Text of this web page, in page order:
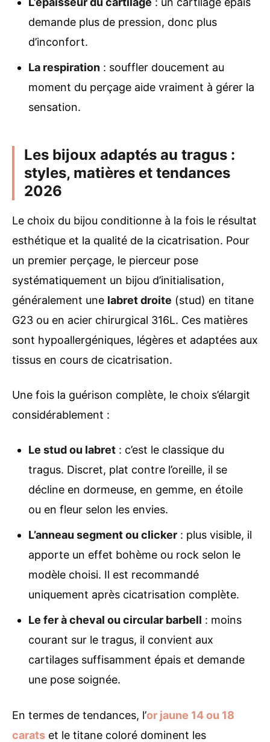
demande plus de pression, donc plus
d’inconfort.
La respiration : souffler doucement au
moment du perçage aide vraiment à gérer la
sensation.
Les bijoux adaptés au tragus :
styles, matières et tendances
2026
Le choix du bijou conditionne à la fois le résultat
esthétique et la qualité de la cicatrisation. Pour
un premier perçage, le pierceur pose
systématiquement un bijou d’initialisation,
généralement une labret droite (stud) en titane
G23 ou en acier chirurgical 316L. Ces matières
sont hypoallergéniques, légères et adaptées aux
tissus en cours de cicatrisation.
Une fois la guérison complète, le choix s’élargit
considérablement :
Le stud ou labret : c’est le classique du
tragus. Discret, plat contre l’oreille, il se
décline en dormeuse, en gemme, en étoile
ou en fleur selon les envies.
L’anneau segment ou clicker : plus visible, il
apporte un effet bohème ou rock selon le
modèle choisi. Il est recommandé
uniquement après cicatrisation complète.
Le fer à cheval ou circular barbell : moins
courant sur le tragus, il convient aux
cartilages suffisamment épais et demande
une pose soignée.
En termes de tendances, l’or jaune 14 ou 18
carats et le titane coloré dominent les